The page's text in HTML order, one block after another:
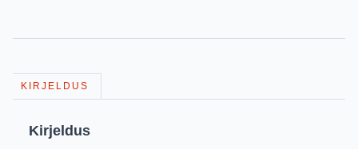
KIRJELDUS
Kirjeldus